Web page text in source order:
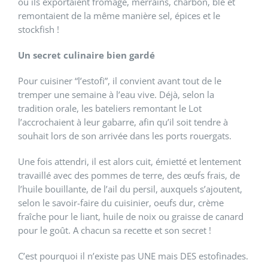
remontaient de la même manière sel, épices et le
stockfish !
Un secret culinaire bien gardé
Pour cuisiner “l’estofi”, il convient avant tout de le
tremper une semaine à l’eau vive. Déjà, selon la
tradition orale, les bateliers remontant le Lot
l’accrochaient à leur gabarre, afin qu’il soit tendre à
souhait lors de son arrivée dans les ports rouergats.
Une fois attendri, il est alors cuit, émietté et lentement
travaillé avec des pommes de terre, des œufs frais, de
l’huile bouillante, de l’ail du persil, auxquels s’ajoutent,
selon le savoir-faire du cuisinier, oeufs dur, crème
fraîche pour le liant, huile de noix ou graisse de canard
pour le goût. A chacun sa recette et son secret !
C’est pourquoi il n’existe pas UNE mais DES estofinades.